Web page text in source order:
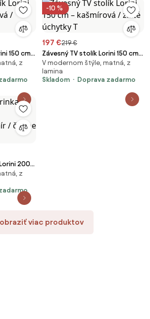
150 cm
T
z
-10 %
197 €219 €
Závesný TV stolík Lorini 150 cm
– kašmírová / zlaté úchytky T
V modernom štýle, matná, z
lamina
Skladom
Doprava zadarmo
200
/z
viac produktov